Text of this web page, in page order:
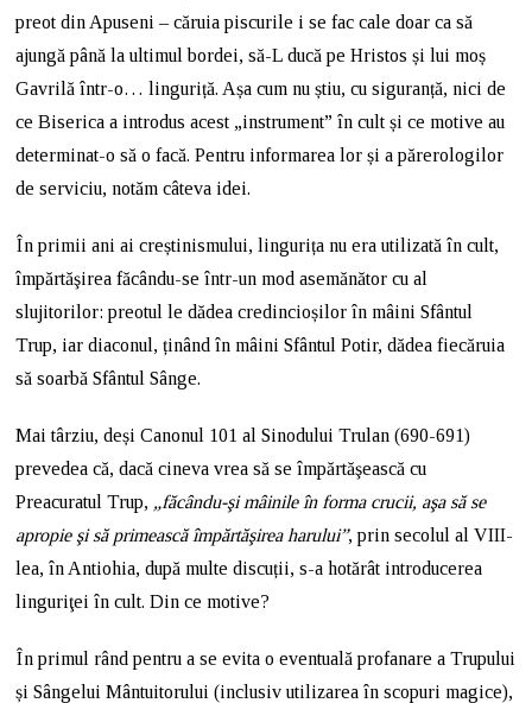
preot din Apuseni – căruia piscurile i se fac cale doar ca să
ajungă până la ultimul bordei, să-L ducă pe Hristos și lui moș
Gavrilă într-o… linguriță. Așa cum nu știu, cu siguranță, nici de
ce Biserica a introdus acest „instrument” în cult și ce motive au
determinat-o să o facă. Pentru informarea lor și a părerologilor
de serviciu, notăm câteva idei.
În primii ani ai creștinismului, lingurița nu era utilizată în cult,
împărtăşirea făcându-se într-un mod asemănător cu al
slujitorilor: preotul le dădea credincioșilor în mâini Sfântul
Trup, iar diaconul, ținând în mâini Sfântul Potir, dădea fiecăruia
să soarbă Sfântul Sânge.
Mai târziu, deși Canonul 101 al Sinodului Trulan (690-691)
prevedea că, dacă cineva vrea să se împărtăşească cu
Preacuratul Trup, „făcându-şi mâinile în forma crucii, aşa să se
apropie şi să primească împărtăşirea harului”, prin secolul al VIII-
lea, în Antiohia, după multe discuții, s-a hotărât introducerea
linguriţei în cult. Din ce motive?
În primul rând pentru a se evita o eventuală profanare a Trupului
și Sângelui Mântuitorului (inclusiv utilizarea în scopuri magice),